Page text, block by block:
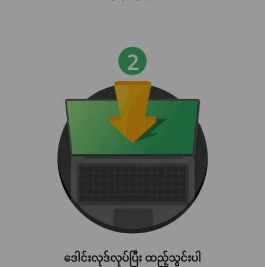
ဒေါင်းလုဒ်လုပ်ပြီး ထည့်သွင်းပါ